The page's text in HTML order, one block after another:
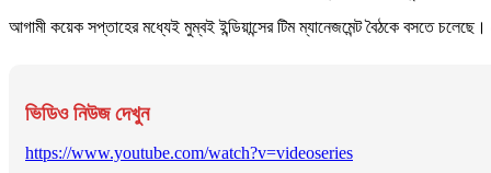
আগামী কয়েক সপ্তাহের মধ্যেই মুম্বই ইন্ডিয়ান্সের টিম ম্যানেজমেন্ট বৈঠকে বসতে
ভিডিও নিউজ দেখুন
https://www.youtube.com/watch?v=videoseries